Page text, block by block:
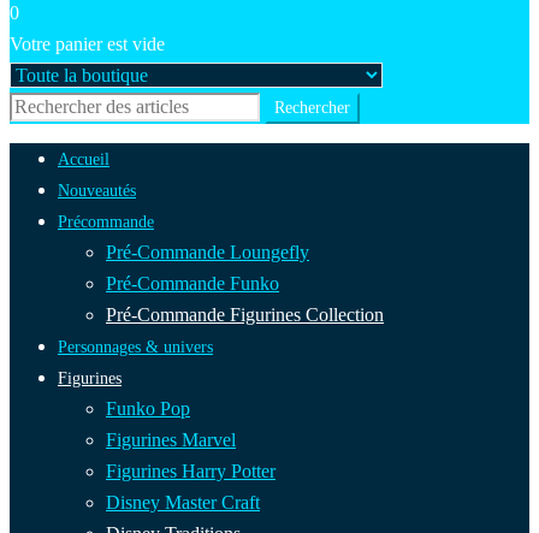
0
Votre panier est vide
Accueil
Nouveautés
Précommande
Pré-Commande Loungefly
Pré-Commande Funko
Pré-Commande Figurines Collection
Personnages & univers
Figurines
Funko Pop
Figurines Marvel
Figurines Harry Potter
Disney Master Craft